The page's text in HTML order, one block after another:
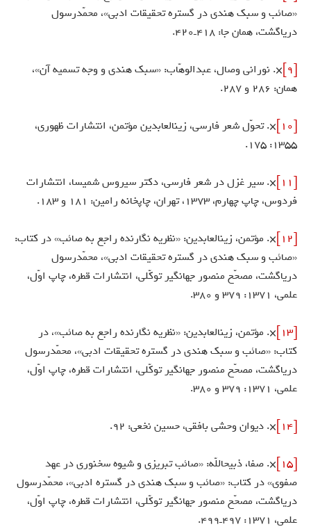
«صائب و سبك هندى در گستره تحقيقات ادبى»، محمّدرسول
درياگشت، همان جا: 418ـ420.
[9]
×. نورانى وصال، عبدالوهّاب: «سبك هندى و وجه تسميه آن»،
همان: 286 و 287.
[10]
×. تحوّل شعر فارسى، زين‏العابدين مؤتمن، انتشارات ظهورى،
1355: 175.
[11]
×. سير غزل در شعر فارسى، دكتر سيروس شميسا، انتشارات
فردوس، چاپ چهارم، 1373، تهران، چاپخانه رامين: 181 و 183.
[12]
×. مؤتمن، زين‏العابدين: «نظريه نگارنده راجع به صائب» در كتاب:
«صائب و سبك هندى در گستره تحقيقات ادبى»، محمّدرسول
درياگشت، مصحّح منصور جهانگير توكّلى، انتشارات قطره، چاپ اوّل،
علمى، 1371: 379 و 380.
[13]
×. مؤتمن، زين‏العابدين: «نظريه نگارنده راجع به صائب»، در
كتاب: «صائب و سبك هندى در گستره تحقيقات ادبى»، محمّدرسول
درياگشت، مصحّح منصور جهانگير توكّلى، انتشارات قطره، چاپ اوّل،
علمى، 1371: 379 و 380.
[14] ×. ديوان وحشى بافقى، حسين نخعى: 92.
[15]
×. صفا، ذبيح‏اللّه‏: «صائب تبريزى و شيوه سخنورى در عهد
صفوى» در كتاب: «صائب و سبك هندى در گستره ادبى»، محمّدرسول
درياگشت، مصحّح منصور جهانگير توكّلى، انتشارات قطره، چاپ اوّل،
علمى، 1371: 497ـ499.